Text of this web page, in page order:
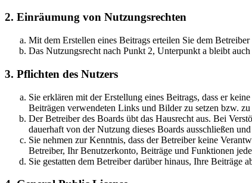
2. Einräumung von Nutzungsrechten
Mit dem Erstellen eines Beitrags erteilen Sie dem
Das Nutzungsrecht nach Punkt 2, Unterpunkt a bleibt
3. Pflichten des Nutzers
Sie erklären mit der Erstellung eines Beitrags, dass er
Beiträgen verwendeten Links und Bilder zu setzen bzw.
Der Betreiber des Boards übt das Hausrecht aus. Bei
dauerhaft von der Nutzung dieses Boards ausschließen
Sie nehmen zur Kenntnis, dass der Betreiber keine
Betreiber, Ihr Benutzerkonto, Beiträge und Funktionen
Sie gestatten dem Betreiber darüber hinaus, Ihre Beiträge